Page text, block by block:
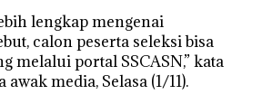
lengkap mengenai
calon peserta seleksi bisa
melalui portal SSCASN,” kata
media, Selasa (1/11).